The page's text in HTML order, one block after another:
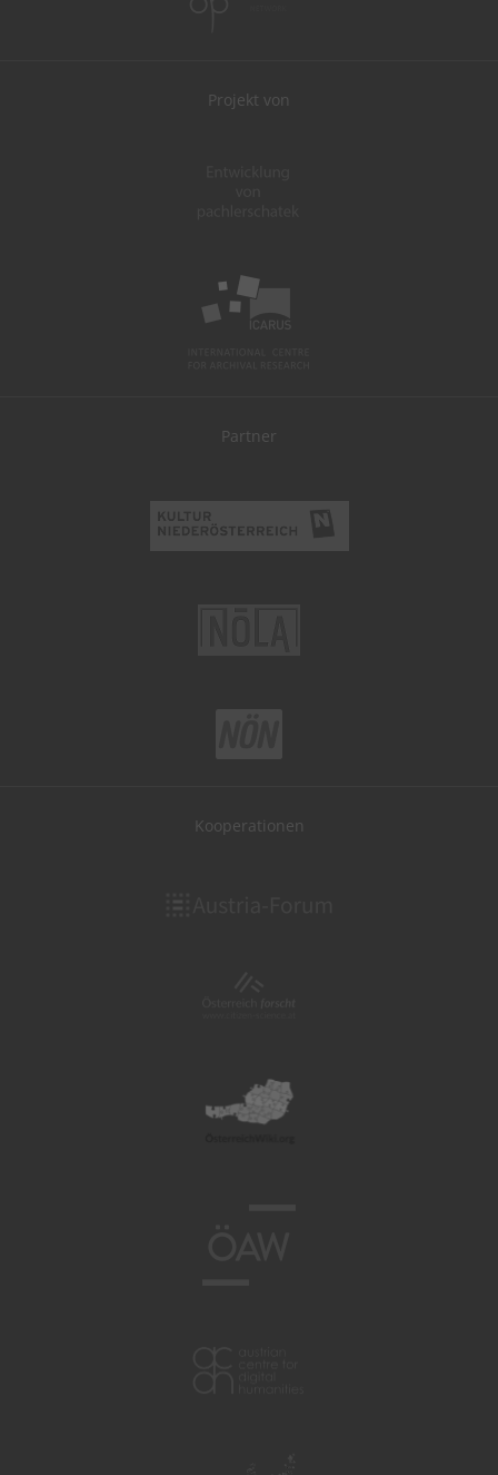
Projekt von
Partner
Kooperationen